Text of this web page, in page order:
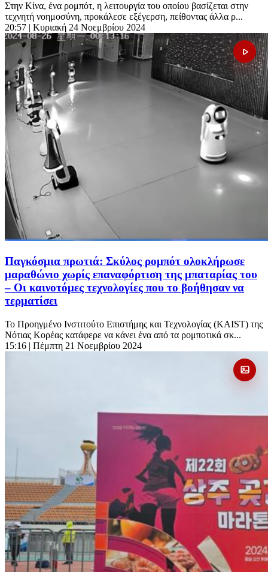
Στην Κίνα, ένα ρομπότ, η λειτουργία του οποίου βασίζεται στην
τεχνητή νοημοσύνη, προκάλεσε εξέγερση, πείθοντας άλλα ρ...
20:57 | Κυριακή 24 Νοεμβρίου 2024
Παγκόσμια πρωτιά: Σκύλος ρομπότ ολοκλήρωσε
μαραθώνιο χωρίς επαναφόρτιση της μπαταρίας του
– Οι καινοτόμες τεχνολογίες που το βοήθησαν να
τερματίσει
Το Προηγμένο Ινστιτούτο Επιστήμης και Τεχνολογίας (KAIST) της
Νότιας Κορέας κατάφερε να κάνει ένα από τα ρομποτικά σκ...
15:16 | Πέμπτη 21 Νοεμβρίου 2024